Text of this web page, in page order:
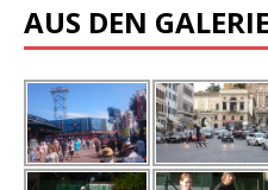
AUS DEN